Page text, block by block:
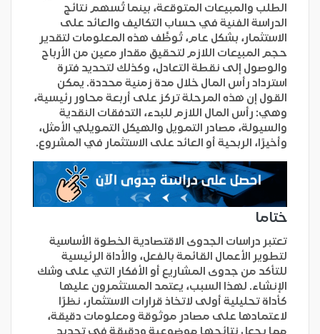
الطلب والمبيعات المتوقعة، بينما تُسهم نتائج
الدراسة الفنية في حساب التكاليف والعائد على
الاستثمار، بشكل عام، تُوظَّف هذه المعلومات لتقدير
حجم المبيعات اللازم لتحقيق مقدار معين من الأرباح
والوصول إلى نقطة التعادل، وكذلك لتحديد فترة
استرداد رأس المال خلال مدة زمنية محددة. يمكن
القول إن هذه المرحلة تركز على أربعة محاور رئيسية،
وهي: رأس المال اللازم للبدء، التدفقات النقدية
والسيولة، مصادر التمويل والهيكل التمويلي الأمثل،
وأخيرًا، الربحية أو العائد على الاستثمار في المشروع.
ختاما
تعتبر دراسات الجدوى الاقتصادية الخطوة الأساسية
لتطوير الأعمال القائمة بالفعل، والأداة الرئيسية
للتأكد من جدوى المشاريع أو الأفكار التي على وشك
الإنشاء. لهذا السبب، يعتمد المستثمرون عليها
كأداة تحليلية أولى لاتخاذ قرارات الاستثمار، نظرًا
لاعتمادها على مصادر موثوقة ومعلومات دقيقة،
مما يجعل نتائجها موضوعية ودقيقة في تحديد